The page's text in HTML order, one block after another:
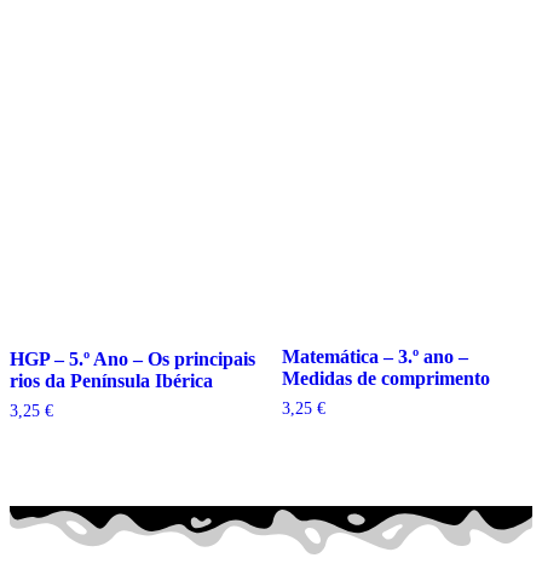
HGP – 5.º Ano – Os principais
rios da Península Ibérica
3,25 €
Matemática – 3.º ano –
Medidas de comprimento
3,25 €